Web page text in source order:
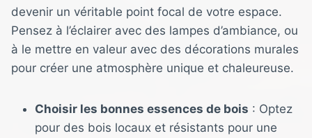
devenir un véritable point focal de votre espace.
Pensez à l’éclairer avec des lampes d’ambiance, ou
à le mettre en valeur avec des décorations murales
pour créer une atmosphère unique et chaleureuse.
Choisir les bonnes essences de bois : Optez
pour des bois locaux et résistants pour une